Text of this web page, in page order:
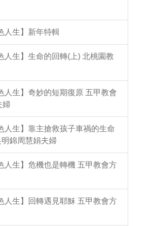
人生】新年特輯
人生】生命的回轉(上) 北桃園教
人生】奇妙的短期復原 五甲教會
婦
人生】靠主搶救孩子車禍的生命
錦周慧娟夫婦
人生】危機也是轉機 五甲教會方
人生】回轉遇見耶穌 五甲教會方